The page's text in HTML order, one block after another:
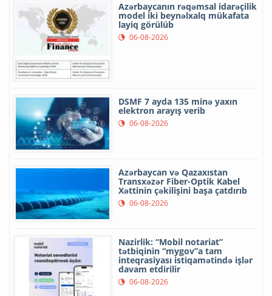
Azərbaycanın rəqəmsal idarəçilik
model iki beynəlxalq mükafata
layiq görülüb
06-08-2026
DSMF 7 ayda 135 minə yaxın
elektron arayış verib
06-08-2026
Azərbaycan və Qazaxıstan
Transxəzər Fiber-Optik Kabel
Xəttinin çəkilişini başa çatdırıb
06-08-2026
Nazirlik: “Mobil notariat”
tətbiqinin “mygov”a tam
inteqrasiyası istiqamətində işlər
davam etdirilir
06-08-2026